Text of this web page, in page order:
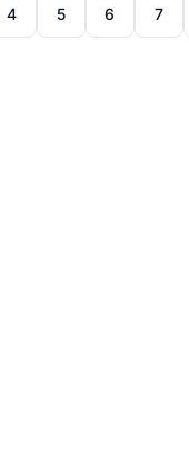
4 5 6 7